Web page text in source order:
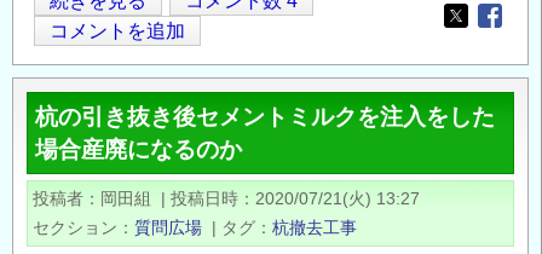
隘
区
間
の
既
存
杭
撤
コメントを追加
Opens in
杭の引き抜き後セメントミルクを注入をした
場合産廃になるのか
投稿者 岡田組 | 投稿日時
2020/07/21(火) 13:27
セクション
質問広場 | タグ 杭撤去工事